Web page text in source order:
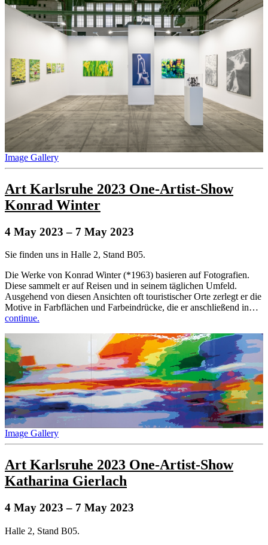
Image Gallery
Art Karlsruhe 2023 One-Artist-Show
Konrad Winter
4 May 2023 – 7 May 2023
Sie finden uns in Halle 2, Stand B05.
Die Werke von Konrad Winter (*1963) basieren auf Fotografien.
Diese sammelt er auf Reisen und in seinem täglichen Umfeld.
Ausgehend von diesen Ansichten oft touristischer Orte zerlegt er die
Motive in Farbflächen und Farbeindrücke, die er anschließend in…
continue.
Image Gallery
Art Karlsruhe 2023 One-Artist-Show
Katharina Gierlach
4 May 2023 – 7 May 2023
Halle 2, Stand B05.